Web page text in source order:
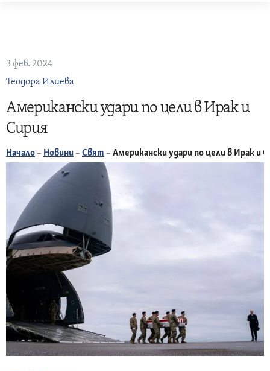
3 фев. 2024
Теодора Илиева
Американски удари по цели в Ирак и
Сирия
Начало – Новини – Свят – Американски удари по цели в Ирак и